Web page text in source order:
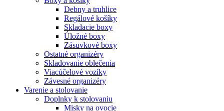
Debny a truhlice
Regálové košíky
Skladacie boxy
Úložné boxy
Zásuvkové boxy
Ostatné organizéry
Skladovanie oblečenia
Viacúčelové vozíky
Závesné organizéry
Varenie a stolovanie
Doplnky k stolovaniu
Misky na ovocie